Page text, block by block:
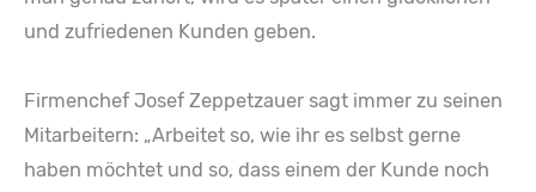
und zufriedenen Kunden geben.
Firmenchef Josef Zeppetzauer sagt immer zu seinen
Mitarbeitern: „Arbeitet so, wie ihr es selbst gerne
haben möchtet und so, dass einem der Kunde noch